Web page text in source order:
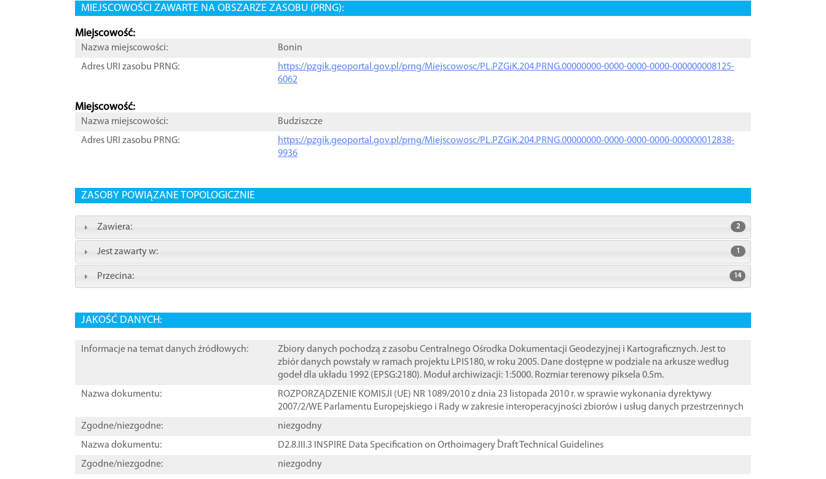
MIEJSCOWOŚCI ZAWARTE NA OBSZARZE ZASOBU (PRNG):
Miejscowość:
Nazwa miejscowości:
Bonin
Adres URI zasobu PRNG:
https://pzgik.geoportal.gov.pl/prng/Miejscowosc/PL.PZGiK.204.PRNG.00000000-0000-0000-0000-000000008125-
6062
Miejscowość:
Nazwa miejscowości:
Budziszcze
Adres URI zasobu PRNG:
https://pzgik.geoportal.gov.pl/prng/Miejscowosc/PL.PZGiK.204.PRNG.00000000-0000-0000-0000-000000012838-
9936
ZASOBY POWIĄZANE TOPOLOGICZNIE
Zawiera: 2
Jest zawarty w: 1
Przecina: 14
JAKOŚĆ DANYCH:
Informacje na temat danych źródłowych:
Zbiory danych pochodzą z zasobu Centralnego Ośrodka Dokumentacji Geodezyjnej i Kartograficznych. Jest to
zbiór danych powstały w ramach projektu LPIS180, w roku 2005. Dane dostępne w podziale na arkusze według
godeł dla układu 1992 (EPSG:2180). Moduł archiwizacji: 1:5000. Rozmiar terenowy piksela 0.5m.
Nazwa dokumentu:
ROZPORZĄDZENIE KOMISJI (UE) NR 1089/2010 z dnia 23 listopada 2010 r. w sprawie wykonania dyrektywy
2007/2/WE Parlamentu Europejskiego i Rady w zakresie interoperacyjności zbiorów i usług danych przestrzennych
Zgodne/niezgodne:
niezgodny
Nazwa dokumentu:
D2.8.III.3 INSPIRE Data Specification on Orthoimagery ֠Draft Technical Guidelines
Zgodne/niezgodne:
niezgodny